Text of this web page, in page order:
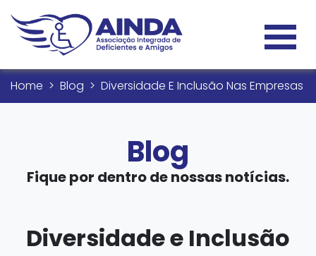
Home Blog Diversidade E Inclusão Nas Empresas
Blog
Fique por dentro de nossas notícias.
Diversidade e Inclusão